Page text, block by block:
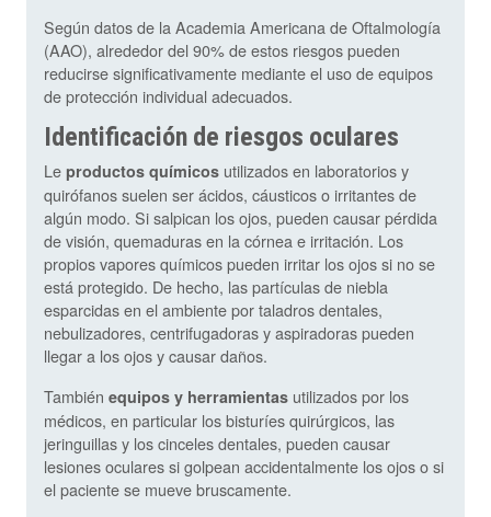
Según datos de la Academia Americana de Oftalmología
(AAO), alrededor del 90% de estos riesgos pueden
reducirse significativamente mediante el uso de equipos
de protección individual adecuados.
Identificación de riesgos oculares
Le productos químicos utilizados en laboratorios y
quirófanos suelen ser ácidos, cáusticos o irritantes de
algún modo. Si salpican los ojos, pueden causar pérdida
de visión, quemaduras en la córnea e irritación. Los
propios vapores químicos pueden irritar los ojos si no se
está protegido. De hecho, las partículas de niebla
esparcidas en el ambiente por taladros dentales,
nebulizadores, centrifugadoras y aspiradoras pueden
llegar a los ojos y causar daños.
También equipos y herramientas utilizados por los
médicos, en particular los bisturíes quirúrgicos, las
jeringuillas y los cinceles dentales, pueden causar
lesiones oculares si golpean accidentalmente los ojos o si
el paciente se mueve bruscamente.